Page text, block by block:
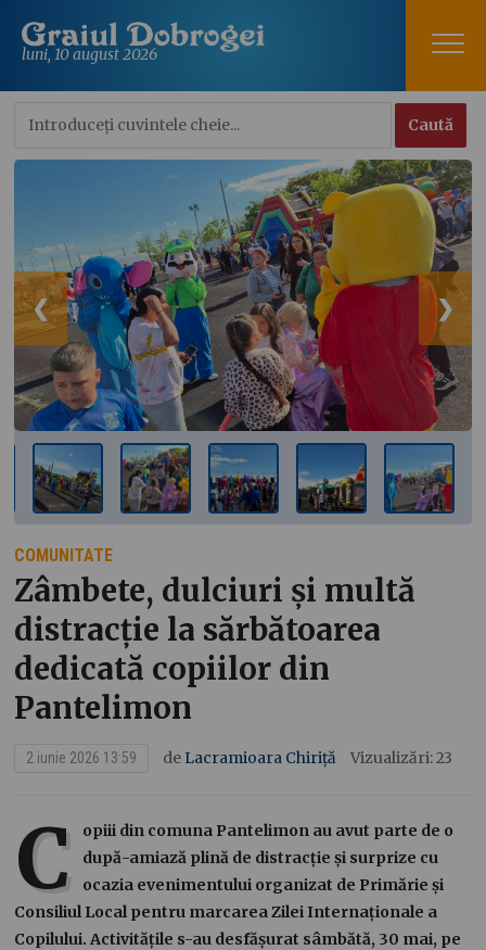
luni, 10 august 2026
❮ ❯
COMUNITATE
Zâmbete, dulciuri și multă
distracție la sărbătoarea
dedicată copiilor din
Pantelimon
2 iunie 2026 13:59 de Lacramioara Chiriță Vizualizări: 23
C
opiii din comuna Pantelimon au avut parte de o
după-amiază plină de distracție și surprize cu
ocazia evenimentului organizat de Primărie și
Consiliul Local pentru marcarea Zilei Internaționale a
Copilului. Activitățile s-au desfășurat sâmbătă, 30 mai, pe